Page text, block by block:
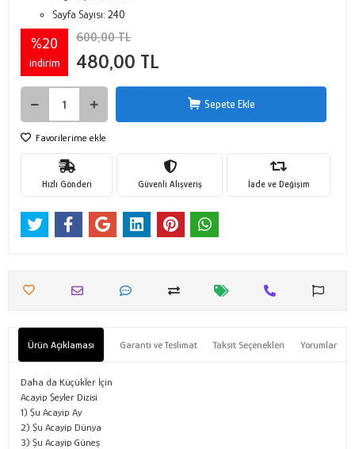
Sayfa Sayısı: 240
%20
indirim
600,00 TL
480,00 TL
Sepete Ekle
Favorilerime ekle
Hızlı Gönderi Güvenli Alışveriş İade ve Değişim
Ürün Açıklaması Garanti ve Teslimat Taksit Seçenekleri Yorumlar
Daha da Küçükler İçin
Acayip Şeyler Dizisi
1) Şu Acayip Ay
2) Şu Acayip Dünya
3) Şu Acayip Güneş